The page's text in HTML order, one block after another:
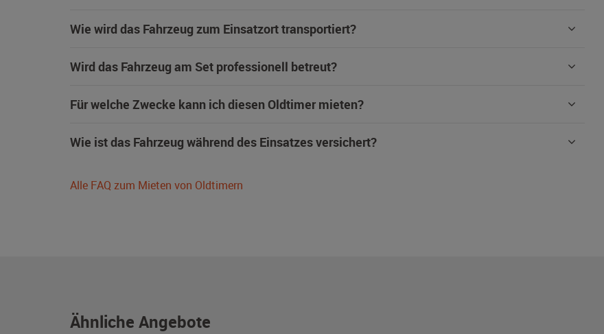
Wie wird das Fahrzeug zum Einsatzort transportiert?
Wird das Fahrzeug am Set professionell betreut?
Für welche Zwecke kann ich diesen Oldtimer mieten?
Wie ist das Fahrzeug während des Einsatzes versichert?
Alle FAQ zum Mieten von Oldtimern
Ähnliche Angebote